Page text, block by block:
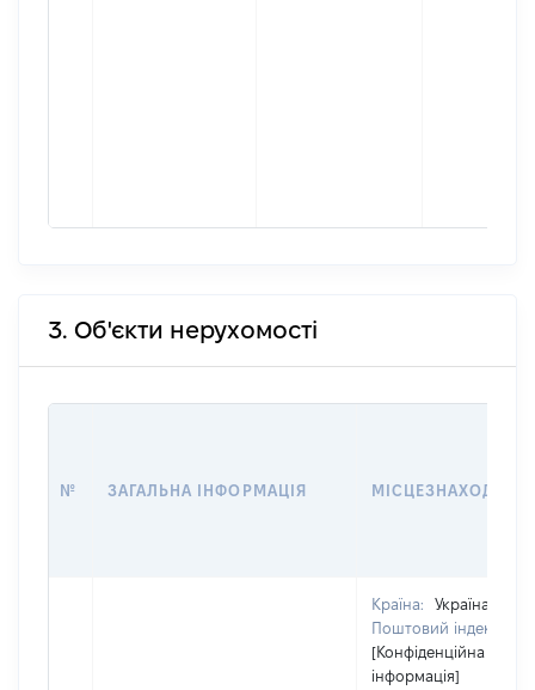
3. Об'єкти нерухомості
№ ЗАГАЛЬНА ІНФОРМАЦІЯ
Країна:
Україна
Поштовий індекс:
[Конфіденційна
інформація]